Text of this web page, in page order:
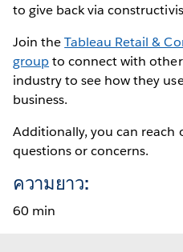
to give back via
Join theTableau Retail &
groupto connect with
industry to see how they
business.
Additionally, you can reach
questions or concerns.
ความยาว:
60 min